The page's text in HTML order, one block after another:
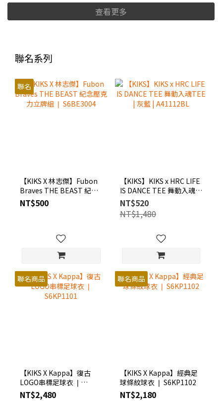
查看更多
聯名系列
聯名
【KIKS X 林志傑】Fubon
Braves THE BEAST 紀念
壓克力立牌組 ❘
S6BE3004
NT$500
【KIKS】KIKS x HRC LIFE
IS DANCE TEE 舞動入魂
TEE | 灰藍 | A41112BL
NT$520
NT$1,480
聯名商品
【KIKS X Kappa】復古
LOGO串標足球衣 ❘
S6KP1101
NT$2,480
聯名商品
【KIKS X Kappa】經典足
球條紋球衣 ❘ S6KP1102
NT$2,180